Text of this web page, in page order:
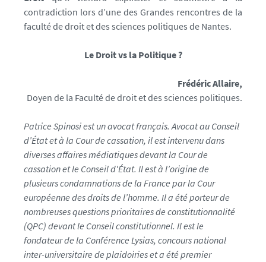
7
5
5
9
5
4
0
-
j
p
g
contradiction lors d’une des Grandes rencontres de la
faculté de droit et des sciences politiques de Nantes.
Le Droit vs la Politique ?
Frédéric Allaire,
Doyen de la Faculté de droit et des sciences politiques.
Patrice Spinosi est un avocat français. Avocat au Conseil
d’État et à la Cour de cassation, il est intervenu dans
diverses affaires médiatiques devant la Cour de
cassation et le Conseil d'État. Il est à l’origine de
plusieurs condamnations de la France par la Cour
européenne des droits de l’homme. Il a été porteur de
nombreuses questions prioritaires de constitutionnalité
(QPC) devant le Conseil constitutionnel. Il est le
fondateur de la Conférence Lysias, concours national
inter-universitaire de plaidoiries et a été premier